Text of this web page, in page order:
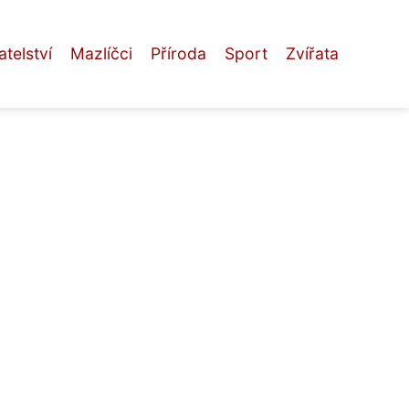
Mazlíčci Příroda Sport Zvířata